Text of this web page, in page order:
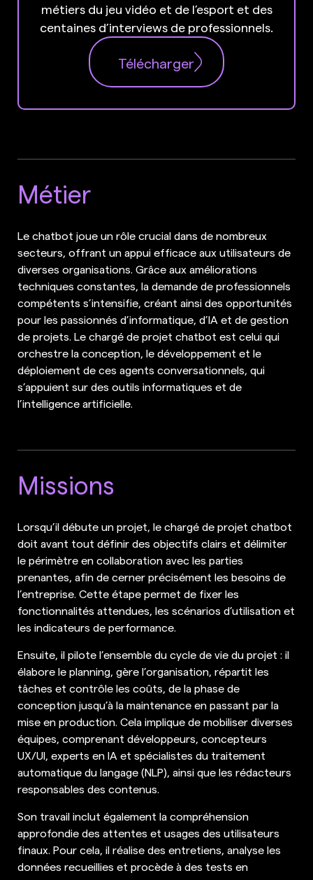
métiers du jeu vidéo et de l’esport et des
centaines d’interviews de professionnels.
Télécharger
Métier
Le chatbot joue un rôle crucial dans de nombreux
secteurs, offrant un appui efficace aux utilisateurs de
diverses organisations. Grâce aux améliorations
techniques constantes, la demande de professionnels
compétents s’intensifie, créant ainsi des opportunités
pour les passionnés d’informatique, d’IA et de gestion
de projets. Le chargé de projet chatbot est celui qui
orchestre la conception, le développement et le
déploiement de ces agents conversationnels, qui
s’appuient sur des outils informatiques et de
l’intelligence artificielle.
Missions
Lorsqu’il débute un projet, le chargé de projet chatbot
doit avant tout définir des objectifs clairs et délimiter
le périmètre en collaboration avec les parties
prenantes, afin de cerner précisément les besoins de
l’entreprise. Cette étape permet de fixer les
fonctionnalités attendues, les scénarios d’utilisation et
les indicateurs de performance.
Ensuite, il pilote l’ensemble du cycle de vie du projet : il
élabore le planning, gère l’organisation, répartit les
tâches et contrôle les coûts, de la phase de
conception jusqu’à la maintenance en passant par la
mise en production. Cela implique de mobiliser diverses
équipes, comprenant développeurs, concepteurs
UX/UI, experts en IA et spécialistes du traitement
automatique du langage (NLP), ainsi que les rédacteurs
responsables des contenus.
Son travail inclut également la compréhension
approfondie des attentes et usages des utilisateurs
finaux. Pour cela, il réalise des entretiens, analyse les
données recueillies et procède à des tests en